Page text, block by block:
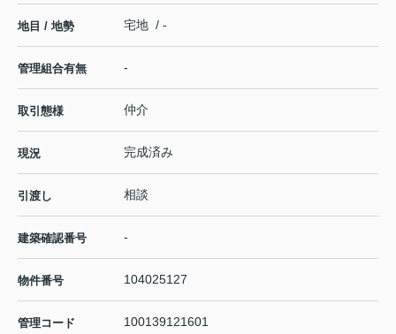
地目 / 地勢 宅地 / -
管理組合有無 -
取引態様 仲介
現況 完成済み
引渡し 相談
建築確認番号 -
物件番号 104025127
管理コード 100139121601